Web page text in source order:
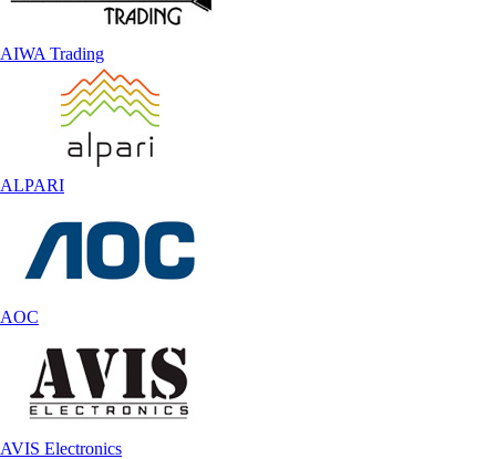
AIWA Trading
ALPARI
AOC
AVIS Electronics